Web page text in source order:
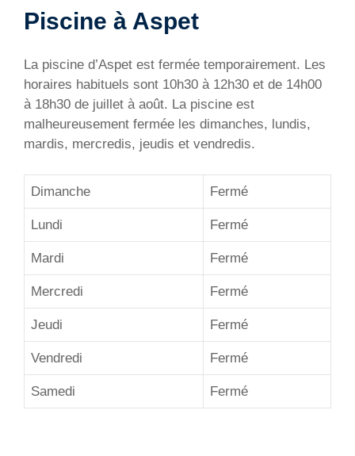
Piscine à Aspet
La piscine d’Aspet est fermée temporairement. Les
horaires habituels sont 10h30 à 12h30 et de 14h00
à 18h30 de juillet à août. La piscine est
malheureusement fermée les dimanches, lundis,
mardis, mercredis, jeudis et vendredis.
Dimanche Fermé
Lundi Fermé
Mardi Fermé
Mercredi Fermé
Jeudi Fermé
Vendredi Fermé
Samedi Fermé